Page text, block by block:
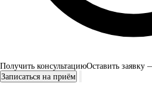
Получить консультациюОставить
Записаться на приём